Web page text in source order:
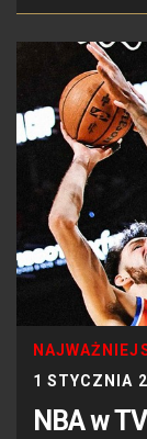
1 STYCZNIA
NBA w